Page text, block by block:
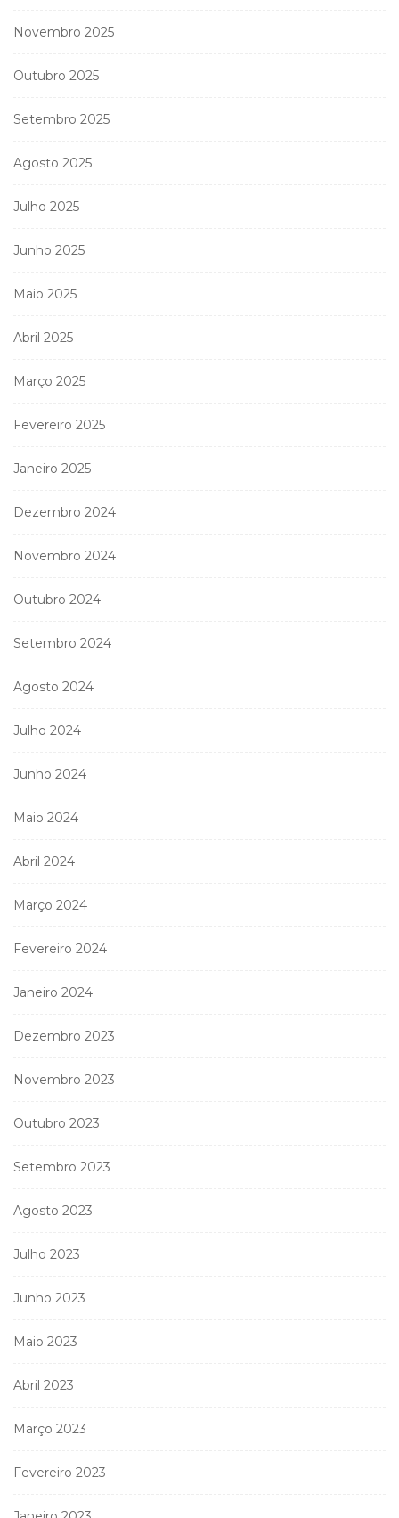
Novembro 2025
Outubro 2025
Setembro 2025
Agosto 2025
Julho 2025
Junho 2025
Maio 2025
Abril 2025
Março 2025
Fevereiro 2025
Janeiro 2025
Dezembro 2024
Novembro 2024
Outubro 2024
Setembro 2024
Agosto 2024
Julho 2024
Junho 2024
Maio 2024
Abril 2024
Março 2024
Fevereiro 2024
Janeiro 2024
Dezembro 2023
Novembro 2023
Outubro 2023
Setembro 2023
Agosto 2023
Julho 2023
Junho 2023
Maio 2023
Abril 2023
Março 2023
Fevereiro 2023